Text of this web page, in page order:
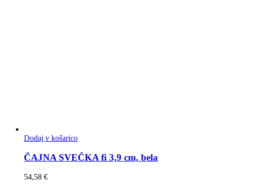
Dodaj v košarico
ČAJNA SVEČKA fi 3,9 cm, bela
54,58 €